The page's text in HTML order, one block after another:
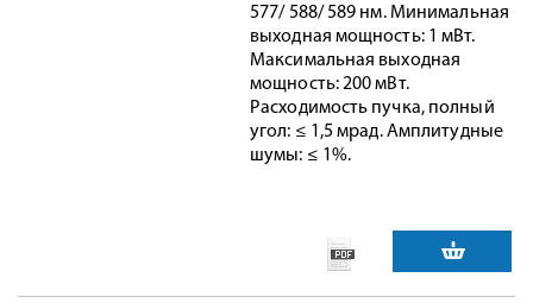
577/ 588/ 589 нм. Минимальная
выходная мощность: 1 мВт.
Максимальная выходная
мощность: 200 мВт.
Расходимость пучка, полный
угол: ≤ 1,5 мрад. Амплитудные
шумы: ≤ 1%.